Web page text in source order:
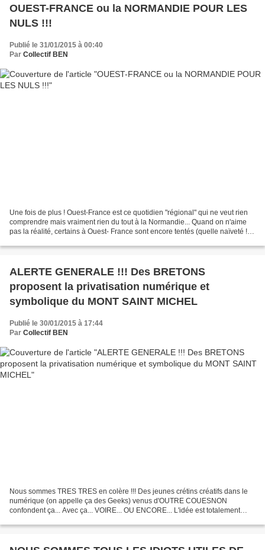
OUEST-FRANCE ou la NORMANDIE POUR LES
NULS !!!
Publié le 31/01/2015 à 00:40
Par Collectif BEN
Une fois de plus ! Ouest-France est ce quotidien "régional" qui ne veut rien
comprendre mais vraiment rien du tout à la Normandie... Quand on n'aime
pas la réalité, certains à Ouest- France sont encore tentés (quelle naïveté !)
ALERTE GENERALE !!! Des BRETONS
proposent la privatisation numérique et
symbolique du MONT SAINT MICHEL
Publié le 30/01/2015 à 17:44
Par Collectif BEN
Nous sommes TRES TRES en colère !!! Des jeunes crétins créatifs dans le
numérique (on appelle ça des Geeks) venus d'OUTRE COUESNON
confondent ça... Avec ça... VOIRE... OU ENCORE... L'idée est totalement